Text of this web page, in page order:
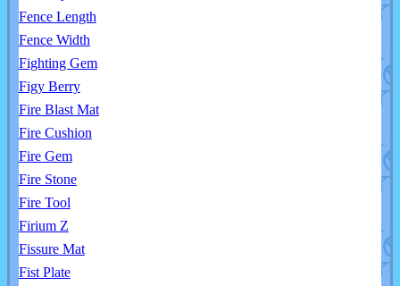
Fence Length
Fence Width
Fighting Gem
Figy Berry
Fire Blast Mat
Fire Cushion
Fire Gem
Fire Stone
Fire Tool
Firium Z
Fissure Mat
Fist Plate